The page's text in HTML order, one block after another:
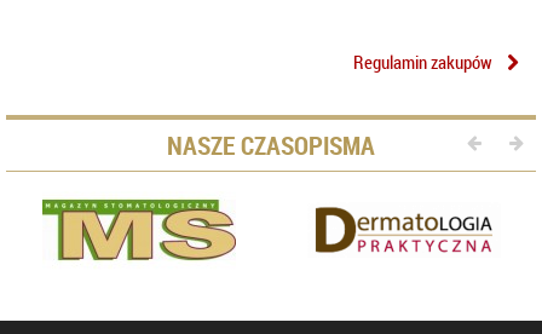
Regulamin zakupów
NASZE CZASOPISMA